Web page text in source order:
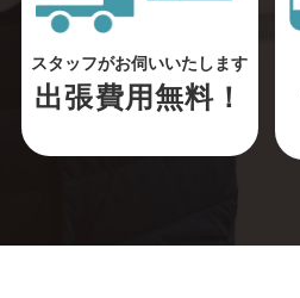
スタッフがお伺いいたします
出張費用無料！